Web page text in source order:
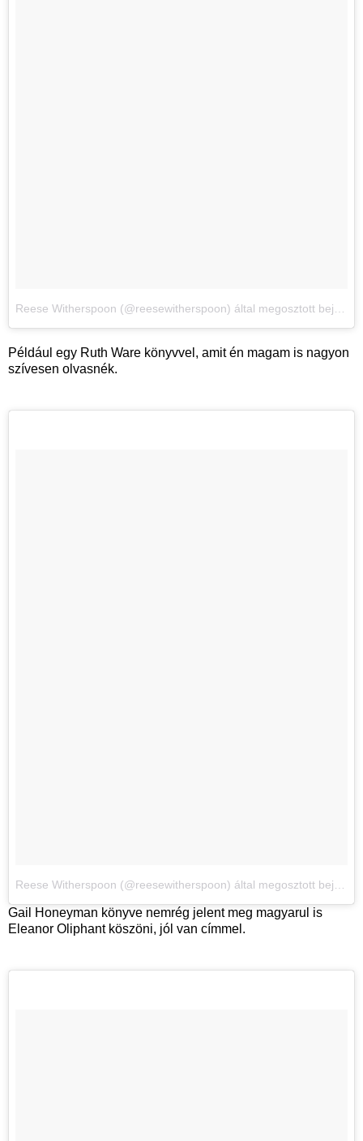
Például egy Ruth Ware könyvvel, amit én magam is nagyon
szívesen olvasnék.
Gail Honeyman könyve nemrég jelent meg magyarul is
Eleanor Oliphant köszöni, jól van címmel.